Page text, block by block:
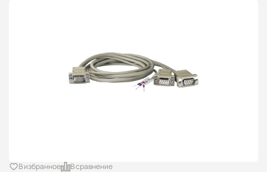
В избранное В сравнение